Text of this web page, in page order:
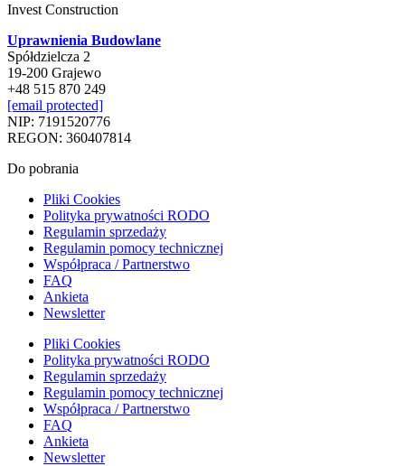
Invest Construction
Uprawnienia Budowlane
Spółdzielcza 2
19-200 Grajewo
+48 515 870 249
[email protected]
NIP: 7191520776
REGON: 360407814
Do pobrania
Pliki Cookies
Polityka prywatności RODO
Regulamin sprzedaży
Regulamin pomocy technicznej
Współpraca / Partnerstwo
FAQ
Ankieta
Newsletter
Pliki Cookies
Polityka prywatności RODO
Regulamin sprzedaży
Regulamin pomocy technicznej
Współpraca / Partnerstwo
FAQ
Ankieta
Newsletter